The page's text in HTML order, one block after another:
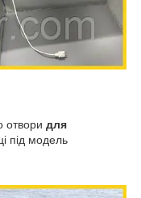
отвори для
під модель